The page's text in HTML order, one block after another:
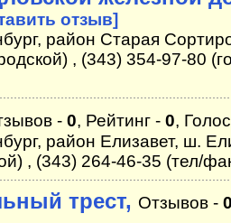
отзыв]
район Старая
, (343) 354-97-80
- 0, Рейтинг - 0,
район Елизавет, ш.
, (343) 264-46-35 (тел/
трест, Отзывов -